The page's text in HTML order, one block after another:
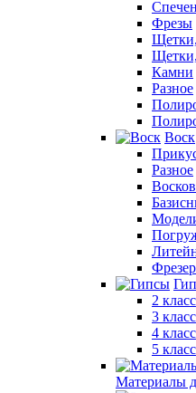
Фрезы
Камни
Разное
Воск
Разное
2 класс
3 класс
4 класс
5 класс
Материалы